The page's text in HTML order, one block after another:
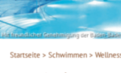
Mit freundlicher Genehmigung der Baden-
Startseite > Schwimmen >